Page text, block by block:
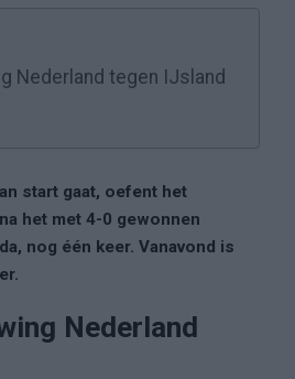
Nederland tegen IJsland
start gaat, oefent het
het met 4-0 gewonnen
nog één keer. Vanavond is
Nederland